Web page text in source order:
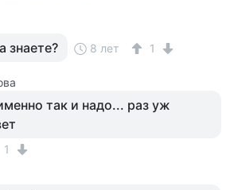
знаете? 8 лет 1
так и надо... раз уж
1